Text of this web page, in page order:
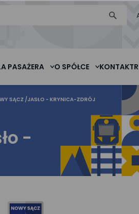
PASAŻERA O SPÓŁCE KONTAKT
SĄCZ /JASŁO - KRYNICA-ZDRÓJ
-